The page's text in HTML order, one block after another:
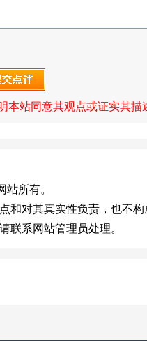
本站同意其观点或证实其描
所有。
对其真实性负责，也不构
系网站管理员处理。